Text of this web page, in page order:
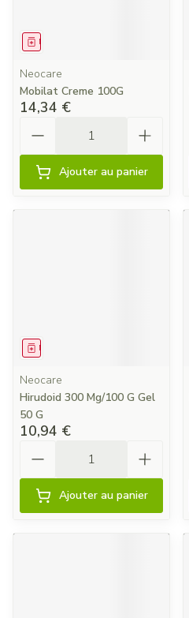
Médicament
Neocare
Mobilat Creme 100G
14,34 €
Ajouter au panier
Médicament
Neocare
Hirudoid 300 Mg/100 G Gel
50 G
10,94 €
Ajouter au panier